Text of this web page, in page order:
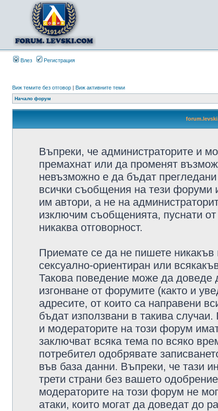
Влез Регистрация
Виж темите без отговор | Виж активните теми
Начало форум
Въпреки, че администраторите и
премахнат или да променят
невъзможно е да бъдат
всички съобщения на тези форуми
им автори, а не на
изключим съобщенията, пуснати
никаква отговорност.
Приемате се да не пишете никакъв
сексуално-ориентиран или
Такова поведение може да доведе
изгонване от форумите (както и
адресите, от които са направени
бъдат използвани в такива
и модераторите на този форум
заключват всяка тема по всяко
потребител одобрявате
във база данни. Въпреки, че тази
трети страни без вашето
модераторите на този форум не
атаки, които могат да доведат до